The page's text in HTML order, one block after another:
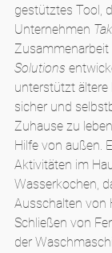
gestütztes Tool,
Unternehmen
Zusammenarbeit
Solutions
unterstützt ältere
sicher und
Zuhause zu
Hilfe von außen.
Aktivitäten im
Wasserkochen,
Ausschalten von
Schließen von
der